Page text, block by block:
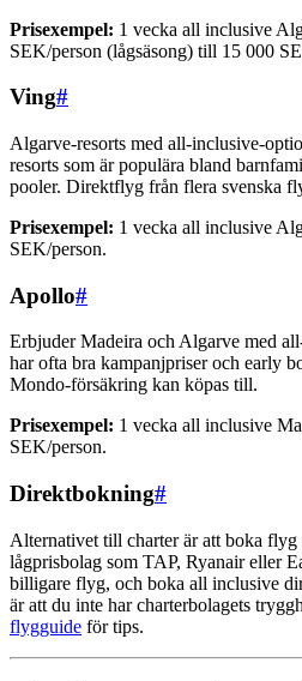
Prisexempel: 1 vecka all inclusive
SEK/person (lågsäsong) till 15 000
Ving#
Algarve-resorts med all-inclusive-
resorts som är populära bland
pooler. Direktflyg från flera svenska
Prisexempel: 1 vecka all inclusive
SEK/person.
Apollo#
Erbjuder Madeira och Algarve med
har ofta bra kampanjpriser och early
Mondo-försäkring kan köpas till.
Prisexempel: 1 vecka all inclusive
SEK/person.
Direktbokning#
Alternativet till charter är att boka flyg
lågprisbolag som TAP, Ryanair eller
billigare flyg, och boka all inclusive
är att du inte har charterbolagets
flygguide för tips.